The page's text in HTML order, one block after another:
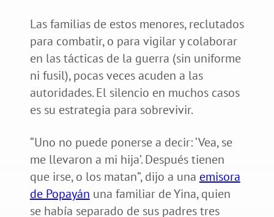
Las familias de estos menores, reclutados
para combatir, o para vigilar y colaborar
en las tácticas de la guerra (sin uniforme
ni fusil), pocas veces acuden a las
autoridades. El silencio en muchos casos
es su estrategia para sobrevivir.
“Uno no puede ponerse a decir: ‘Vea, se
me llevaron a mi hija’. Después tienen
que irse, o los matan”, dijo a una emisora
de Popayán una familiar de Yina, quien
se había separado de sus padres tres